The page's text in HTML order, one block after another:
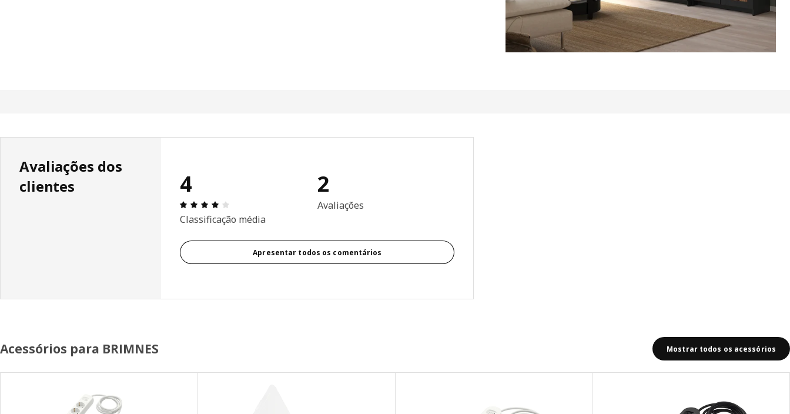
Avaliações dos
clientes
4
Avaliações: 4 de 5 estrelas. Total de comentários: 2
Classificação média
2
Avaliações
Apresentar todos os comentários
Acessórios para BRIMNES Mostrar todos os acessórios